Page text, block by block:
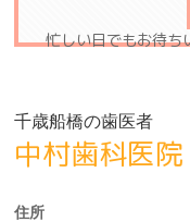
忙しい日でもお待ち
千歳船橋の歯医者
中村歯科医院
住所